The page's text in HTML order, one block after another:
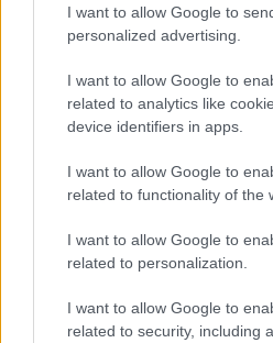
I want to allow Google to
personalized advertising.
I want to allow Google to
related to analytics like
device identifiers in apps.
I want to allow Google to
related to functionality of the
I want to allow Google to
related to personalization.
I want to allow Google to
related to security, including
10 éve
na de tényleg, szegény nő
ez... ehh
10 éve
Sztem simán mondhatta
nem ismerős az arcod, de
kell megnéznem hivatalból
mindenkire egyformán és